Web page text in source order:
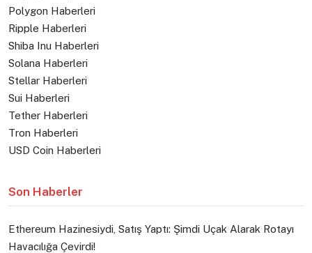
Polygon Haberleri
Ripple Haberleri
Shiba Inu Haberleri
Solana Haberleri
Stellar Haberleri
Sui Haberleri
Tether Haberleri
Tron Haberleri
USD Coin Haberleri
Son Haberler
Ethereum Hazinesiydi, Satış Yaptı: Şimdi Uçak Alarak Rotayı
Havacılığa Çevirdi!